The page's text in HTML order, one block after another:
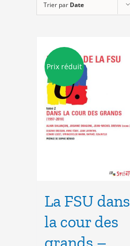
Trier par Date
Prix réduit
La FSU dans
la cour des